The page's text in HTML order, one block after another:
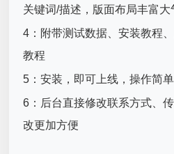
关键词/描述，版面布局丰富大
4：附带测试数据、安装教程
教程
5：安装，即可上线，操作简单
6：后台直接修改联系方式、
改更加方便